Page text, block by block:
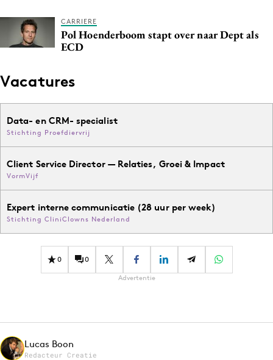
CARRIERE
Pol Hoenderboom stapt over naar Dept als
ECD
Vacatures
Data- en CRM- specialist
Stichting Proefdiervrij
Client Service Director — Relaties, Groei & Impact
VormVijf
Expert interne communicatie (28 uur per week)
Stichting CliniClowns Nederland
0 0
Advertentie
Lucas Boon
Redacteur Creatie